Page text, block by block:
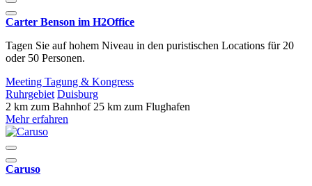
Carter Benson im H2Office
Tagen Sie auf hohem Niveau in den puristischen Locations für 20
oder 50 Personen.
Meeting Tagung & Kongress
Ruhrgebiet Duisburg
2 km zum Bahnhof 25 km zum Flughafen
Mehr erfahren
Caruso